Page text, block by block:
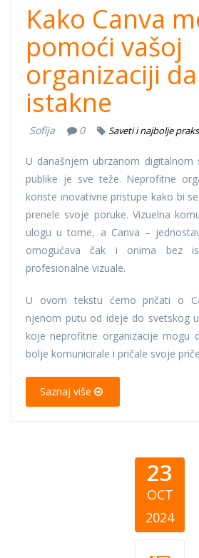
Kako Canva
pomoći vašoj
organizaciji
istakne
Sofija 0 Saveti i najbolje
U današnjem ubrzanom digitalnom
publike je sve teže. Neprofitne
koriste inovativne pristupe kako bi
prenele svoje poruke. Vizuelna
ulogu u tome, a Canva –
omogućava čak i onima bez
profesionalne vizuale.
U ovom tekstu ćemo pričati o
njenom putu od ideje do svetskog
koje neprofitne organizacije mogu
bolje komunicirale i pričale svoje
Saznaj više
23
OCT
2024